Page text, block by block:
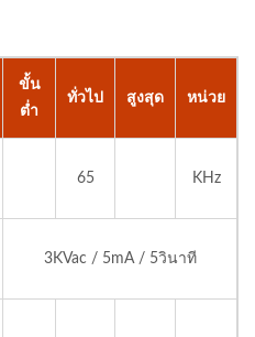
ขั้น
ต่ำ
ทั่วไป สูงสุด หน่วย
65 KHz
3KVac / 5mA / 5วินาที